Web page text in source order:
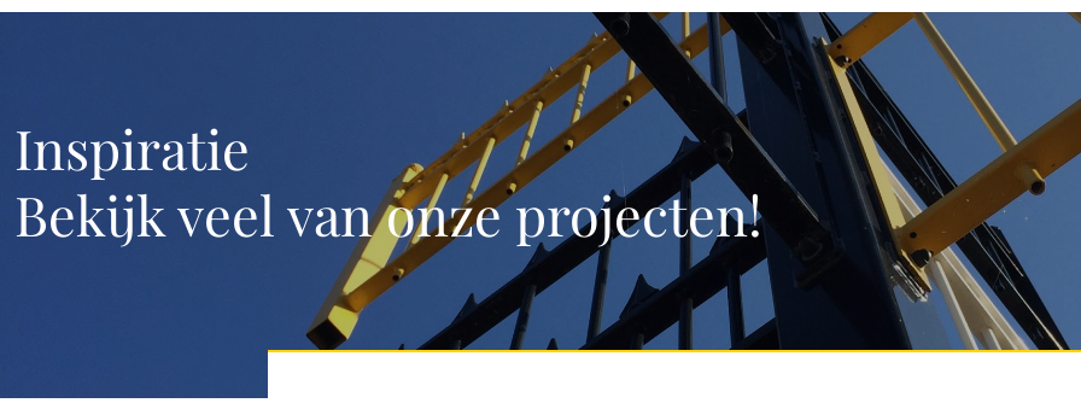
Inspiratie
Bekijk veel van onze projecten!